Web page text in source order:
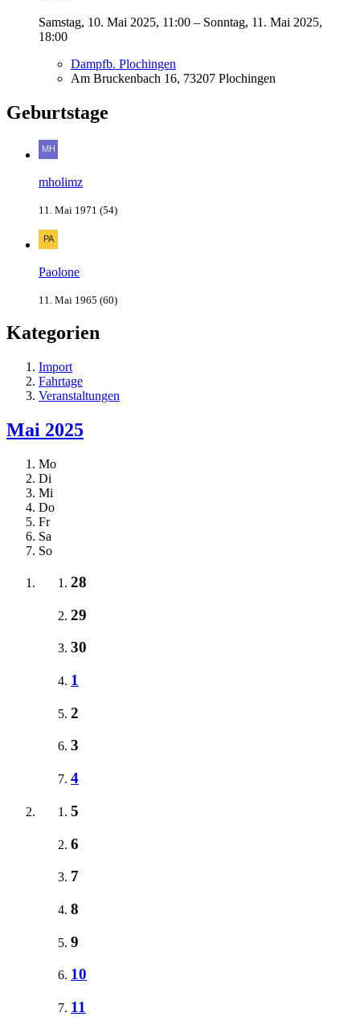
Samstag, 10. Mai 2025, 11:00 – Sonntag, 11. Mai 2025,
18:00
Dampfb. Plochingen
Am Bruckenbach 16, 73207 Plochingen
Geburtstage
mholimz
11. Mai 1971 (54)
Paolone
11. Mai 1965 (60)
Kategorien
Import
Fahrtage
Veranstaltungen
Mai 2025
Mo
Di
Mi
Do
Fr
Sa
So
28
29
30
1
2
3
4
5
6
7
8
9
10
11